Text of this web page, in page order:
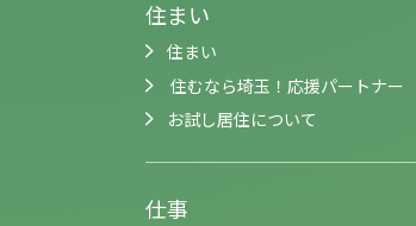
住まい
住まい
住むなら埼玉！応援パートナー
お試し居住について
仕事